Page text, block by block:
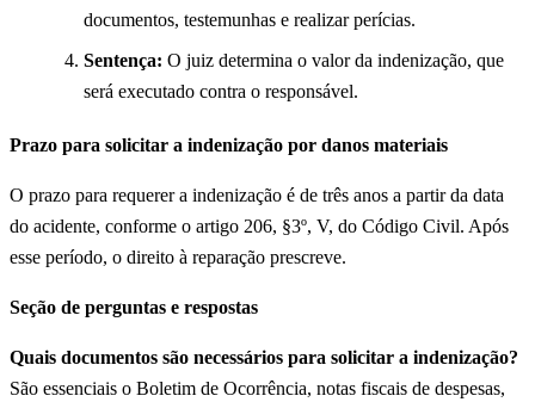
documentos, testemunhas e realizar perícias.
Sentença: O juiz determina o valor da indenização, que
será executado contra o responsável.
Prazo para solicitar a indenização por danos materiais
O prazo para requerer a indenização é de três anos a partir da data
do acidente, conforme o artigo 206, §3º, V, do Código Civil. Após
esse período, o direito à reparação prescreve.
Seção de perguntas e respostas
Quais documentos são necessários para solicitar a indenização?
São essenciais o Boletim de Ocorrência, notas fiscais de despesas,